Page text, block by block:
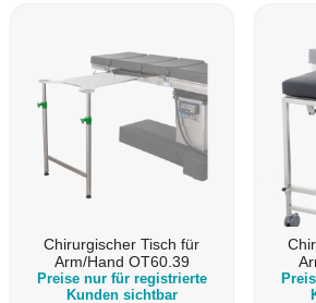
Chirurgischer Tisch für
Arm/Hand OT60.39
Preise nur für registrierte
Kunden sichtbar